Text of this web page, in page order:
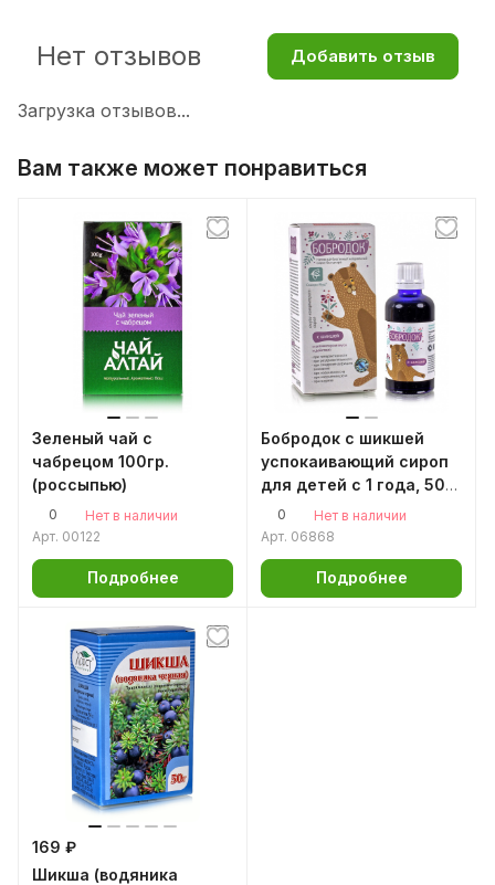
Загрузка отзывов...
Нет отзывов Добавить отзыв
Вам также может понравиться
Зеленый чай с
чабрецом 100гр.
(россыпью)
0
Нет в наличии
Арт. 00122
Подробнее
Бобродок с шикшей
успокаивающий сироп
для детей с 1 года, 50
мл при СДВГ нарушении
сна
0
Нет в наличии
Арт. 06868
Подробнее
169 ₽
Шикша (водяника